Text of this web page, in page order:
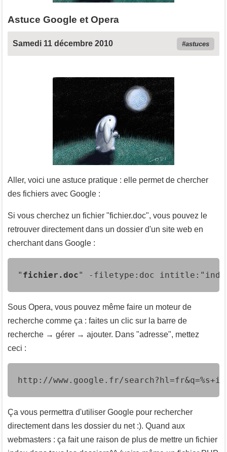
Astuce Google et Opera
Samedi 11 décembre 2010 astuces
Aller, voici une astuce pratique : elle permet de chercher
des fichiers avec Google :
Si vous cherchez un fichier "fichier.doc", vous pouvez le
retrouver directement dans un dossier d'un site web en
cherchant dans Google :
" fichier.doc" -filetype:doc
Sous Opera, vous pouvez même faire un moteur de
recherche comme ça : faites un clic sur la barre de
recherche → gérer → ajouter. Dans "adresse", mettez
ceci :
http://www.google.fr/
Ça vous permettra d'utiliser Google pour rechercher
directement dans les dossier du net :). Quand aux
webmasters : ça fait une raison de plus de mettre un fichier